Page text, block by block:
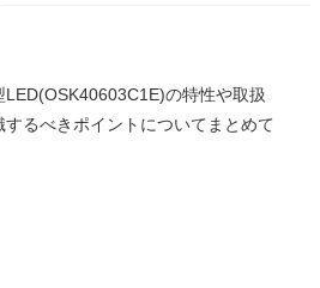
の特性や取扱
るべきポイントについてまとめて